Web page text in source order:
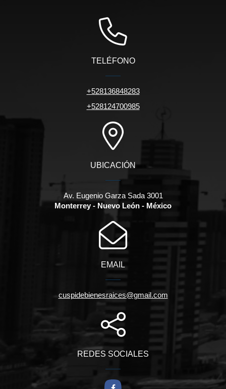
TELÉFONO
+528136848283
+528124700985
UBICACIÓN
Av. Eugenio Garza Sada 3001
Monterrey - Nuevo León - México
EMAIL
cuspidebienesraices@gmail.com
REDES SOCIALES
Facebook